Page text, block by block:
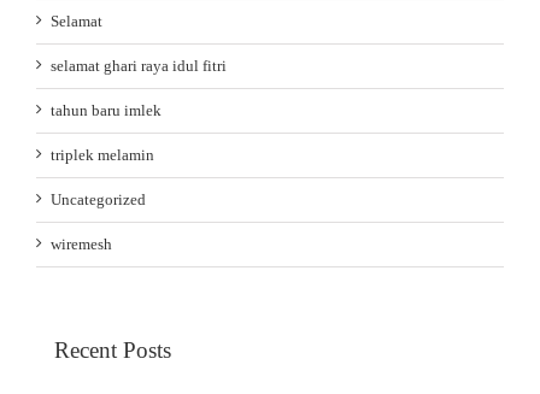
Selamat
selamat ghari raya idul fitri
tahun baru imlek
triplek melamin
Uncategorized
wiremesh
Recent Posts